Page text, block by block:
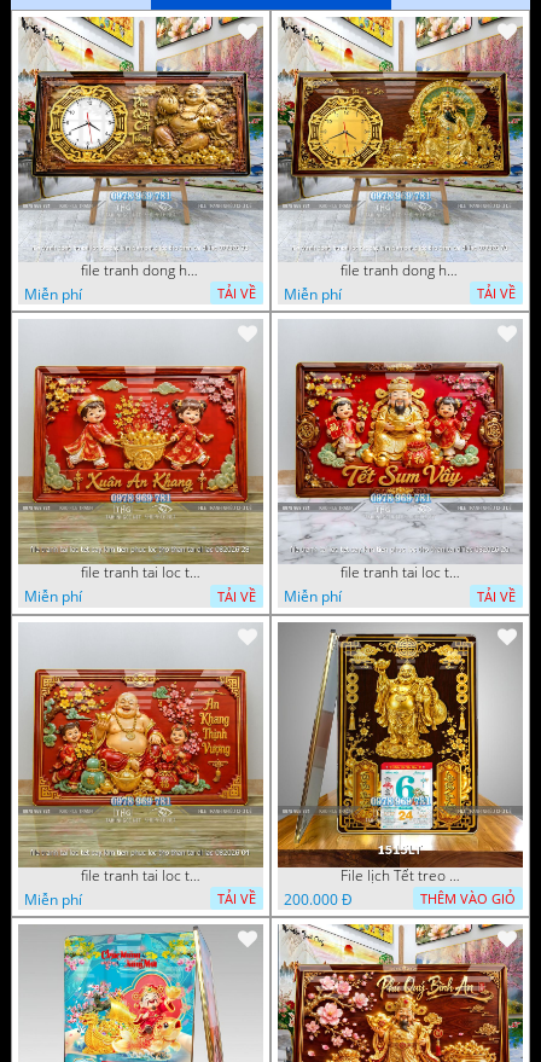
file tranh dong ho tai loc tet cay kim tien phuc loc tho than tai di lac 072026 93
Miễn phí
TẢI VỀ
file tranh dong ho tai loc tet cay kim tien phuc loc tho than tai di lac 072026 70
Miễn phí
TẢI VỀ
file tranh tai loc tet cay kim tien phuc loc tho than tai di lac 082026 28
Miễn phí
TẢI VỀ
file tranh tai loc tet cay kim tien phuc loc tho than tai di lac 082026 20
Miễn phí
TẢI VỀ
file tranh tai loc tet cay kim tien phuc loc tho than tai di lac 082026 04
Miễn phí
TẢI VỀ
File lịch Tết treo tường di lặc vàng gold 1515LT
200.000 Đ
THÊM VÀO GIỎ